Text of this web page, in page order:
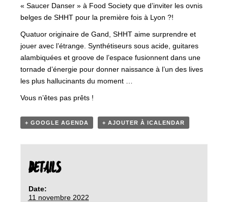
« Saucer Danser » à Food Society que d’inviter les ovnis
belges de SHHT pour la première fois à Lyon ?!
Quatuor originaire de Gand, SHHT aime surprendre et
jouer avec l’étrange. Synthétiseurs sous acide, guitares
alambiquées et groove de l’espace fusionnent dans une
tornade d’énergie pour donner naissance à l’un des lives
les plus hallucinants du moment …
Vous n’êtes pas prêts !
+ GOOGLE AGENDA + AJOUTER À ICALENDAR
DETAILS
Date:
11 novembre 2022